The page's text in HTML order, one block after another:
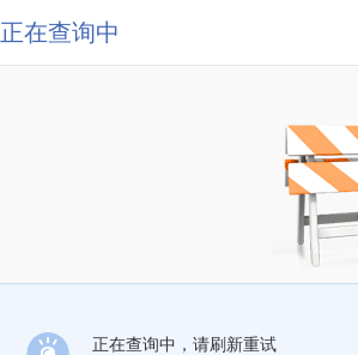
正在查询中
正在查询中，请刷新重试